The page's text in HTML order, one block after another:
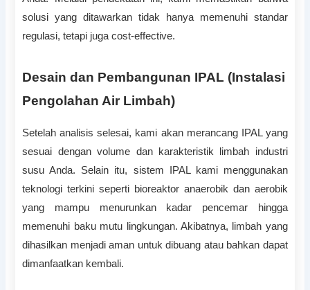
solusi yang ditawarkan tidak hanya memenuhi standar
regulasi, tetapi juga cost-effective.
Desain dan Pembangunan IPAL (Instalasi
Pengolahan Air Limbah)
Setelah analisis selesai, kami akan merancang IPAL yang
sesuai dengan volume dan karakteristik limbah industri
susu Anda. Selain itu, sistem IPAL kami menggunakan
teknologi terkini seperti bioreaktor anaerobik dan aerobik
yang mampu menurunkan kadar pencemar hingga
memenuhi baku mutu lingkungan. Akibatnya, limbah yang
dihasilkan menjadi aman untuk dibuang atau bahkan dapat
dimanfaatkan kembali.